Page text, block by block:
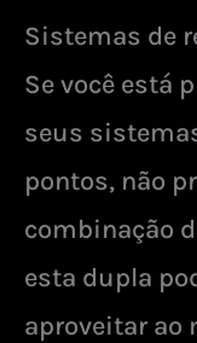
Sistemas de
Se você está
seus
pontos, não
combinação
esta dupla
aproveitar ao